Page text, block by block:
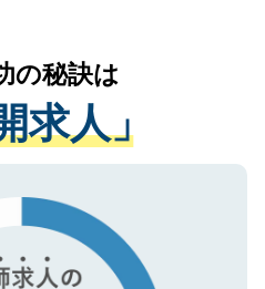
扱いについての厳密な
事業者のみに付与され
ークを取得済みです。
てもご安心ください。
医療機関の状況や紹介
、適切なアドバイスを
。すぐにご転職をされ
なサポートが可能です
ください。
の秘訣は
求人」